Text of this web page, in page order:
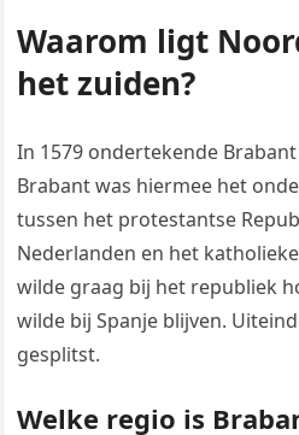
Waarom ligt
het zuiden?
In 1579 ondertekende
Brabant was hiermee het
tussen het protestantse
Nederlanden en het
wilde graag bij het republiek
wilde bij Spanje blijven.
gesplitst.
Welke regio is